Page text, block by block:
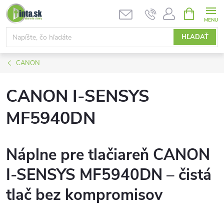
Prejsť
na
obsah
HĽADAŤ
KOŠÍK
CANON
CANON I-SENSYS
MF5940DN
Náplne pre tlačiareň CANON
I-SENSYS MF5940DN – čistá
tlač bez kompromisov